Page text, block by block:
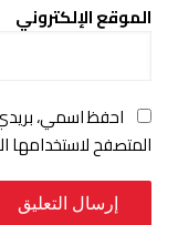
الموقع الإلكتروني
احفظ اسمي،
المتصفح لاستخدامها